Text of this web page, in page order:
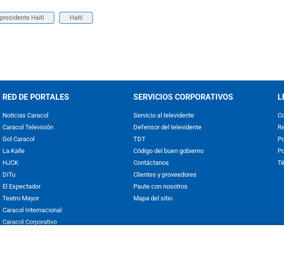
Haití Haití
RED DE PORTALES
Noticias Caracol
Caracol Televisión
Gol Caracol
La Kalle
HJCK
DiTu
El Espectador
Teatro Mayor
Caracol Internacional
Caracol Corporativo
SERVICIOS CORPORATIVOS
Servicio al televidente
Defensor del televidente
TDT
Código del buen gobierno
Contáctanos
Clientes y proveedores
Paute con nosotros
Mapa del sitio
de los